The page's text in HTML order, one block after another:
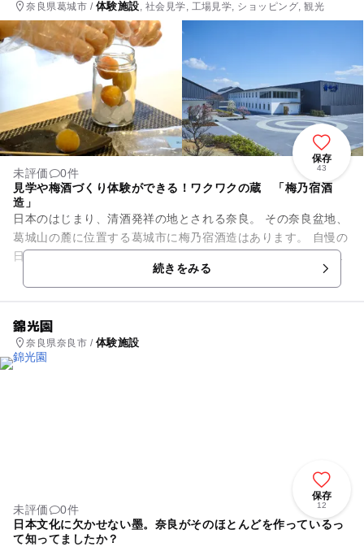
奈良県葛城市 / 体験施設 , 社会見学, 工場見学, ショッピング, 観光
保存
43
未評価
0件
見学や梅酒づくり体験ができる！ワクワクの蔵 「梅乃宿酒
造」
日本のはじまり、清酒発祥の地とされる奈良。 その奈良盆地、
葛城山の麓に位置する葛城市に梅乃宿酒造はあります。 自慢の
日本酒はもちろん、果実などを贅沢に使った日本酒リキュール
続きをみる
錦光園
奈良県奈良市 / 体験施設
保存
12
未評価
0件
日本文化に欠かせない墨。奈良がそのほとんどを作っているっ
て知ってましたか？